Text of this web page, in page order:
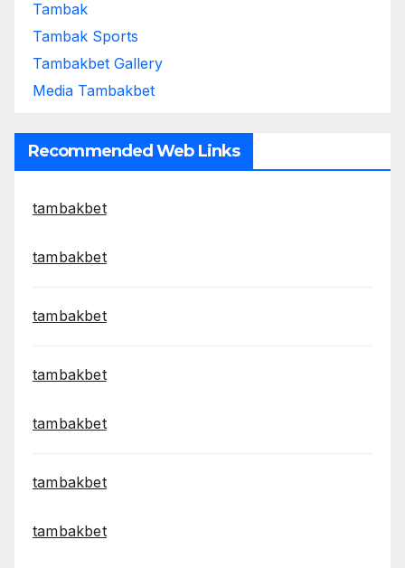
Tambak
Tambak Sports
Tambakbet Gallery
Media Tambakbet
Recommended Web Links
tambakbet
tambakbet
tambakbet
tambakbet
tambakbet
tambakbet
tambakbet